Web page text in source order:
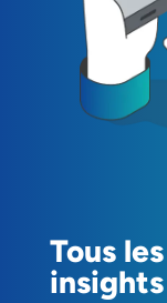
Tous